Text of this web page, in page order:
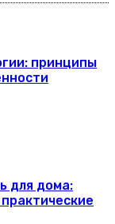
принципы
для дома: